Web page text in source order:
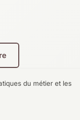
du métier et les